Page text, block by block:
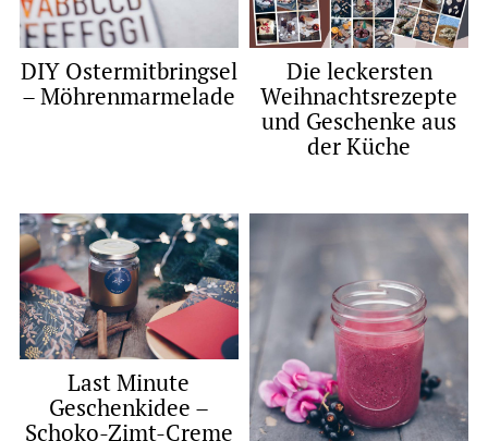
DIY Ostermitbringsel
– Möhrenmarmelade
Die leckersten
Weihnachtsrezepte
und Geschenke aus
der Küche
Last Minute
Geschenkidee –
Schoko-Zimt-Creme